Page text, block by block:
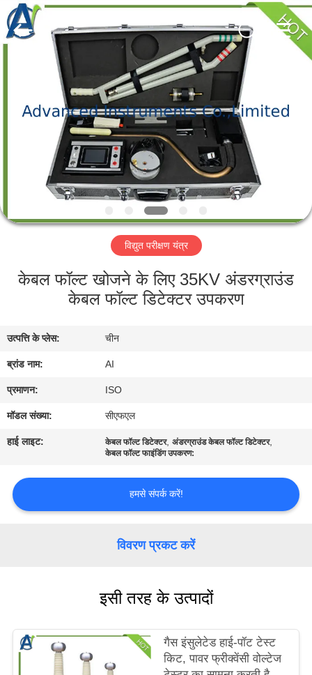
उत्पादों
में
भ्रमण
नियंत्रण
संपर्क
करें
मामलों
करें
Advanced
Instruments
Co.,Limited.
All
Rights
विद्युत परीक्षण यंत्र
केबल फॉल्ट खोजने के लिए 35KV अंडरग्राउंड
केबल फॉल्ट डिटेक्टर उपकरण
उत्पत्ति के प्लेस: चीन
ब्रांड नाम: AI
प्रमाणन: ISO
मॉडल संख्या: सीएफएल
हाई लाइट: केबल फॉल्ट डिटेक्टर,अंडरग्राउंड केबल फॉल्ट डिटेक्टर,
केबल फॉल्ट फाइंडिंग उपकरण:
हमसे संपर्क करें!
विवरण प्रकट करें
इसी तरह के उत्पादों
गैस इंसुलेटेड हाई-पॉट टेस्ट
किट, पावर फ्रीक्वेंसी वोल्टेज